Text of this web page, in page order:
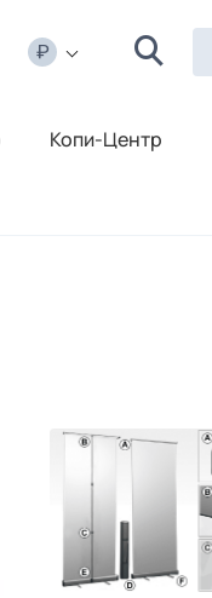
Копи-Центр